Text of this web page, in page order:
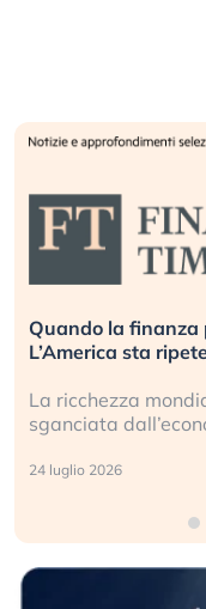
reale.
2008?
sempre più